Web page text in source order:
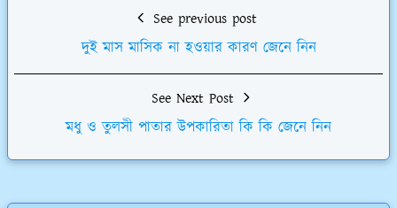
See previous post
দুই মাস মাসিক না হওয়ার কারণ জেনে নিন
See Next Post
মধু ও তুলসী পাতার উপকারিতা কি কি জেনে নিন